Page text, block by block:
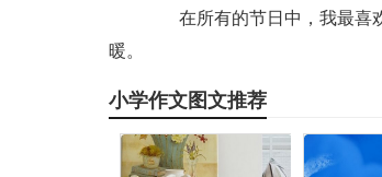
在所有的节日中，我最喜欢
暖。
小学作文图文推荐